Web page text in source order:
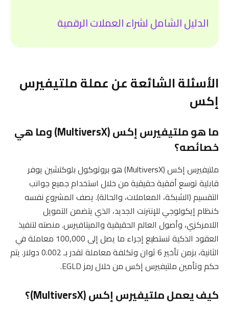
الدليل الشامل لشراء العملات الرقمية
الأسئلة الشائعة عن عملة ملتيفيرس
إكس
ما هو ملتيفيرس إكس (MultiversX) وما هي
خصائصه؟
ملتيفيرس إكس (MultiversX) هو بروتوكول بلوكتشين يوفر
قابلية توسع أفقية حقيقية من خلال استخدام جميع جوانب
التقسيم (الشبكة، المعاملات، والحالة). يصف المشروع نفسه
كنظام إيكولوجي للإنترنت الجديد، الذي يتضمن التمويل
اللامركزي، وأصول العالم الحقيقية والميتافيرس. منصته لتنفيذ
العقود الذكية تستطيع إجراء ما يصل إلى 100,000 معاملة في
الثانية، بزمن تأخير 6 ثوان وتكلفة معاملة تقدر بـ 0.002 دولار. يتم
حكم وتأمين ملتيفيرس إكس من خلال رمز EGLD.
كيف يعمل ملتيفيرس إكس (MultiversX)؟